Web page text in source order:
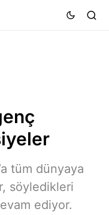
tüm dünyaya
söyledikleri
ediyor.